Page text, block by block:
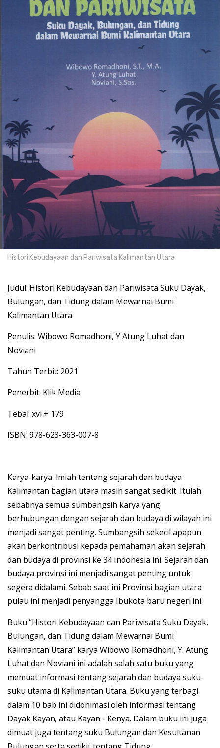
Histori Kebudayaan dan Pariwisata Kalimantan Utara
Judul: Histori Kebudayaan dan Pariwisata Suku Dayak,
Bulungan, dan Tidung dalam Mewarnai Bumi
Kalimantan Utara
Penulis: Wibowo Romadhoni, Y Atung Luhat dan
Noviani
Tahun Terbit: 2021
Penerbit: Klik Media
Tebal: xvi + 179
ISBN: 978-623-363-007-8
Karya-karya ilmiah tentang sejarah dan budaya
Kalimantan bagian utara masih sangat sedikit. Itulah
sebabnya semua sumbangsih karya yang
berhubungan dengan sejarah dan budaya di wilayah ini
menjadi sangat penting. Sumbangsih sekecil apapun
akan berkontribusi kepada pemahaman akan sejarah
dan budaya di provinsi ke 34 Indonesia ini. Sejarah dan
budaya provinsi ini menjadi sangat penting untuk
segera didalami. Sebab saat ini Provinsi bagian utara
pulau ini menjadi penyangga Ibukota baru negeri ini.
Buku “Histori Kebudayaan dan Pariwisata Suku Dayak,
Bulungan, dan Tidung dalam Mewarnai Bumi
Kalimantan Utara” karya Wibowo Romadhoni, Y. Atung
Luhat dan Noviani ini adalah salah satu buku yang
memuat informasi tentang sejarah dan budaya suku-
suku utama di Kalimantan Utara. Buku yang terbagi
dalam 10 bab ini didonimasi oleh informasi tentang
Dayak Kayan, atau Kayan - Kenya. Dalam buku ini juga
dimuat juga tentang suku Bulungan dan Kesultanan
Bulungan serta sedikit tentang Tidung.